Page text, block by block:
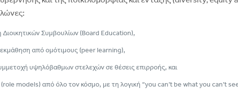
Διοικητικών Συμβουλίων (Board Education),
από ομότιμους (peer learning),
υψηλόβαθμων στελεχών σε θέσεις επιρροής, και
models) από όλο τον κόσμο, με τη λογική “you can’t be what you can’t